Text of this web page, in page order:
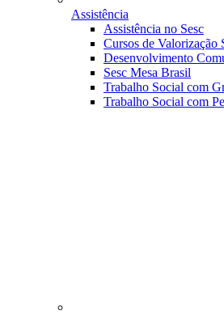
Assistência
Assistência no Sesc
Cursos de Valorização
Desenvolvimento
Sesc Mesa Brasil
Trabalho Social com
Trabalho Social com